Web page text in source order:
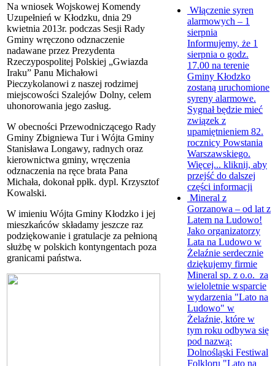
Na wniosek Wojskowej Komendy
Uzupełnień w Kłodzku, dnia 29
kwietnia 2013r. podczas Sesji Rady
Gminy wręczono odznaczenie
nadawane przez Prezydenta
Rzeczypospolitej Polskiej „Gwiazda
Iraku” Panu Michałowi
Pieczykolanowi z naszej rodzimej
miejscowości Szalejów Dolny, celem
uhonorowania jego zasług.
W obecności Przewodniczącego Rady
Gminy Zbigniewa Tur i Wójta Gminy
Stanisława Longawy, radnych oraz
kierownictwa gminy, wręczenia
odznaczenia na ręce brata Pana
Michała, dokonał ppłk. dypl. Krzysztof
Kowalski.
W imieniu Wójta Gminy Kłodzko i jej
mieszkańców składamy jeszcze raz
podziękowanie i gratulacje za pełnioną
służbę w polskich kontyngentach poza
granicami państwa.
Włączenie syren
alarmowych – 1
sierpnia
Informujemy, że 1
sierpnia o godz.
17.00 na terenie
Gminy Kłodzko
zostaną uruchomione
syreny alarmowe.
Sygnał będzie mieć
związek z
upamiętnieniem 82.
rocznicy Powstania
Warszawskiego.
Więcej... kliknij, aby
przejść do dalszej
części informacji
Mineral z
Gorzanowa – od lat z
Latem na Ludowo!
Jako organizatorzy
Lata na Ludowo w
Żelaźnie serdecznie
dziękujemy firmie
Mineral sp. z o.o. za
wieloletnie wsparcie
wydarzenia "Lato na
Ludowo" w
Żelaźnie, które w
tym roku odbywa się
pod nazwą:
Dolnośląski Festiwal
Folkloru "Lato na